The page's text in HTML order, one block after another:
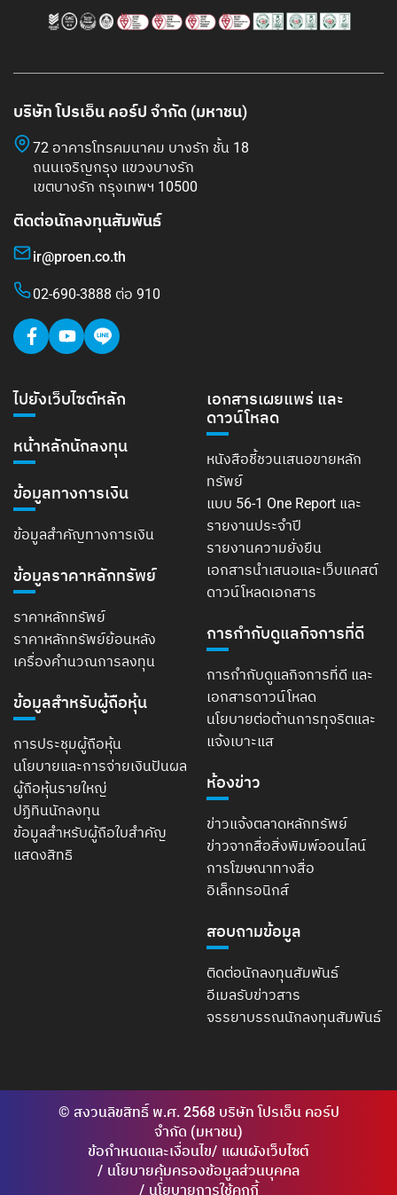
บริษัท โปรเอ็น คอร์ป จำกัด (มหาชน)
72 อาคารโทรคมนาคม บางรัก ชั้น 18
ถนนเจริญกรุง แขวงบางรัก
เขตบางรัก กรุงเทพฯ 10500
ติดต่อนักลงทุนสัมพันธ์
ir@proen.co.th
02-690-3888 ต่อ 910
ไปยังเว็บไซต์หลัก
หน้าหลักนักลงทุน
ข้อมูลทางการเงิน
ข้อมูลสำคัญทางการเงิน
ข้อมูลราคาหลักทรัพย์
ราคาหลักทรัพย์
ราคาหลักทรัพย์ย้อนหลัง
เครื่องคำนวณการลงทุน
ข้อมูลสำหรับผู้ถือหุ้น
การประชุมผู้ถือหุ้น
นโยบายและการจ่ายเงินปันผล
ผู้ถือหุ้นรายใหญ่
ปฏิทินนักลงทุน
ข้อมูลสำหรับผู้ถือใบสำคัญ
แสดงสิทธิ
เอกสารเผยแพร่ และ
ดาวน์โหลด
หนังสือชี้ชวนเสนอขายหลัก
ทรัพย์
แบบ 56-1 One Report และ
รายงานประจำปี
รายงานความยั่งยืน
เอกสารนำเสนอและเว็บแคสต์
ดาวน์โหลดเอกสาร
การกำกับดูแลกิจการที่ดี
การกำกับดูแลกิจการที่ดี และ
เอกสารดาวน์โหลด
นโยบายต่อต้านการทุจริตและ
แจ้งเบาะแส
ห้องข่าว
ข่าวแจ้งตลาดหลักทรัพย์
ข่าวจากสื่อสิ่งพิมพ์ออนไลน์
การโฆษณาทางสื่อ
อิเล็กทรอนิกส์
สอบถามข้อมูล
ติดต่อนักลงทุนสัมพันธ์
อีเมลรับข่าวสาร
จรรยาบรรณนักลงทุนสัมพันธ์
© สงวนลิขสิทธิ์ พ.ศ. 2568 บริษัท โปรเอ็น คอร์ป
จำกัด (มหาชน)
ข้อกำหนดและเงื่อนไข
แผนผังเว็บไซต์
นโยบายคุ้มครองข้อมูลส่วนบุคคล
นโยบายการใช้คุกกี้